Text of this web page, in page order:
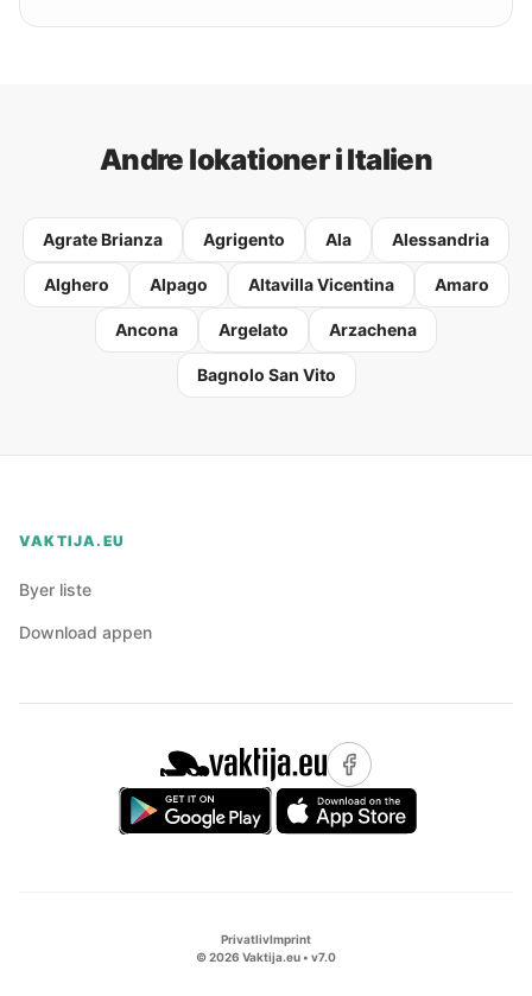
Andre lokationer i Italien
Agrate Brianza Agrigento Ala Alessandria
Alghero Alpago Altavilla Vicentina Amaro
Ancona Argelato Arzachena
Bagnolo San Vito
VAKTIJA.EU
Byer liste
Download appen
PrivatlivImprint
©2026 Vaktija.eu • v7.0